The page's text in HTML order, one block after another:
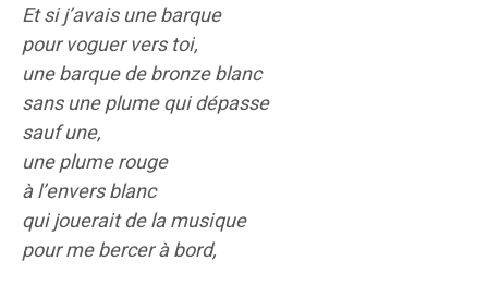
Et si j’avais une barque
pour voguer vers toi,
une barque de bronze blanc
sans une plume qui dépasse
sauf une,
une plume rouge
à l’envers blanc
qui jouerait de la musique
pour me bercer à bord,